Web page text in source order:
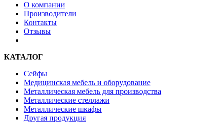
О компании
Производители
Контакты
Отзывы
КАТАЛОГ
Сейфы
Медицинская мебель и оборудование
Металлическая мебель для производства
Металлические стеллажи
Металлические шкафы
Другая продукция